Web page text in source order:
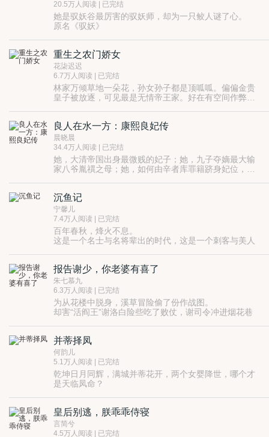
我可以九五荣登，也可以为你一笑俯首称臣。
20.5万人阅读 | 已完结
她是驭妖谷最厉害的驭妖师，却为一只鲛人谜了心。
原名《驭妖》
重生之农门娇女
花柒迟迟
6.7万人阅读 | 已完结
林家万倾草地一朵花，孙女孙子都是顶呱呱。偏偏金贵
皇子被放逐，可见最是无情帝王家。好在有空间作弊器
上帝王宝座，带领大越奔向现代化，威震四海八荒。
良人在水一方：康熙良妃传
晨晓晨
34.4万人阅读 | 已完结
她，大清帝国出身最微贱的妃子；她，九子夺嫡最大输
家八爷胤禩之母；她，如何由辛者库罪籍跻身妃位，又
觉禅氏族碑上的烙印，更是瑶瑶银河之界，隔河两望，
近在咫尺却远在天涯。
曾叹息曾挣扎曾退缩，独独抵不过这暗暗龙涎香，飞蛾
扑火沉沦复沉沦……
沉鱼记
宁馨儿
7.4万人阅读 | 已完结
百年春秋，烽火不息。
这是一个名士与名将辈出的时代，这是一个刺客与美人
红颜为祸水，白发长歌行。
一笑可倾城，一言可灭国。
夫差一朝称霸，转头成空。西施十年忍辱，回首浮云。
说春秋，道江湖，传奇之中，莫过一阙：《沉鱼记》
报告谢少，你老婆有喜了
朱七慕九
6.3万人阅读 | 已完结
为从花楼中脱身，溪草冒险偷了份作战图。
却害“活阎王”谢洛白险些吃了败仗，谢司令冲进烟花巷
会？
场上给政敌使使绊子。
本是场交易，谁知谢二爷自己入了戏，干完活却不放人
了怎么办？
逃又逃不走，打又打不过，溪草愤然揪起谢二衣领“姓谢
的，你不要脸！”，谢司令置若罔闻，扛起她就往回
走。“若夫人和脸不可兼顾，为了夫人，也只好不要脸
了。”
并蒂择凤
何韵儿
5.1万人阅读 | 已完结
乾坤日月同辉，满城并蒂花开，两个女婴降世，哪个才
是天临凤命？
锦笺交心五载，爱慕之人却非他。
皇后别逃，朕乖乖侍寝
言简兮
4.5万人阅读 | 已完结